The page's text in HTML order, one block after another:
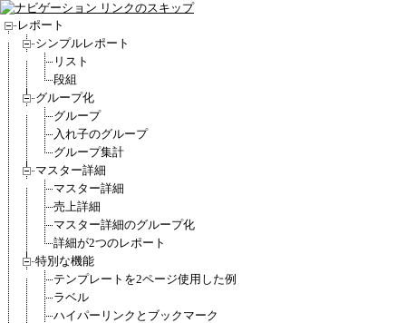
レポート
シンプルレポート
リスト
段組
グループ化
グループ
入れ子のグループ
グループ集計
マスター詳細
マスター詳細
売上詳細
マスター詳細のグループ化
詳細が2つのレポート
特別な機能
テンプレートを2ページ使用した例
ラベル
ハイパーリンクとブックマーク